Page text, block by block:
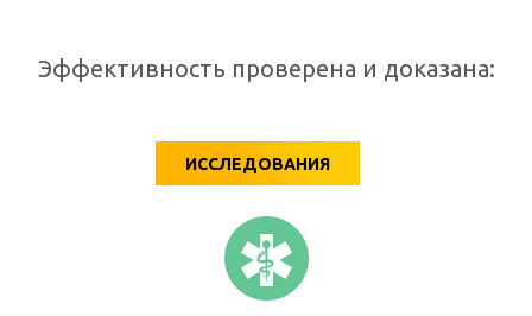
Эффективность проверена и доказана:
ИССЛЕДОВАНИЯ